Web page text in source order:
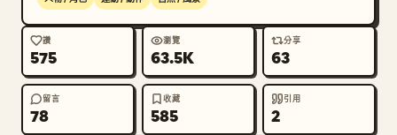
間色調與細微紅色尾燈反射的結合。包含暴雨、霧氣、濕潤
柏油路面反射、電影級動態模糊、高動態範圍、淺景深，以
及頂級運動廣告品質。
影片遵循嚴格的 9 格分鏡腳本結構，具備流暢的電影級轉
場，並在每個場景中保持連續性。整部影片中，女性自行車
讚
575
瀏覽
63.5K
分享
63
留言
78
收藏
585
引用
2